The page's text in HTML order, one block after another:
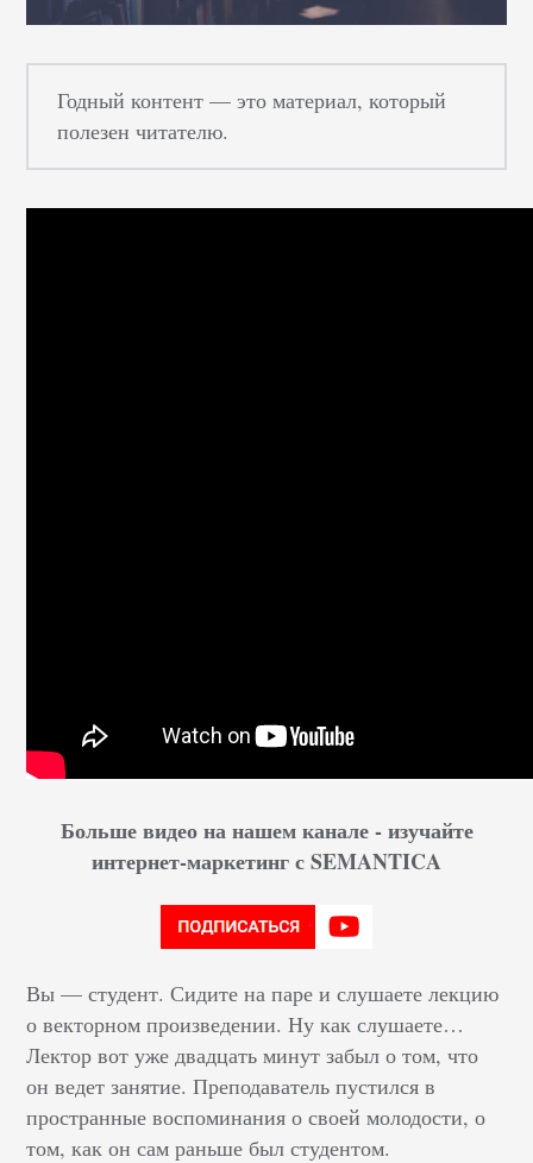
Годный контент — это материал, который
полезен читателю.
Больше видео на нашем канале - изучайте
интернет-маркетинг с SEMANTICA
Вы — студент. Сидите на паре и слушаете лекцию
о векторном произведении. Ну как слушаете…
Лектор вот уже двадцать минут забыл о том, что
он ведет занятие. Преподаватель пустился в
пространные воспоминания о своей молодости, о
том, как он сам раньше был студентом.